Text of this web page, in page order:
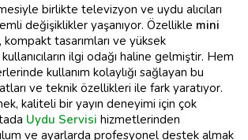
birlikte televizyon ve uydu alıcıları
değişiklikler yaşanıyor. Özellikle mini
, kompakt tasarımları ve yüksek
ilgi odağı haline gelmiştir. Hem
kullanım kolaylığı sağlayan bu
ve teknik özellikleri ile fark yaratıyor.
kaliteli bir yayın deneyimi için çok
Uydu Servisi hizmetlerinden
ve ayarlarda profesyonel destek almak